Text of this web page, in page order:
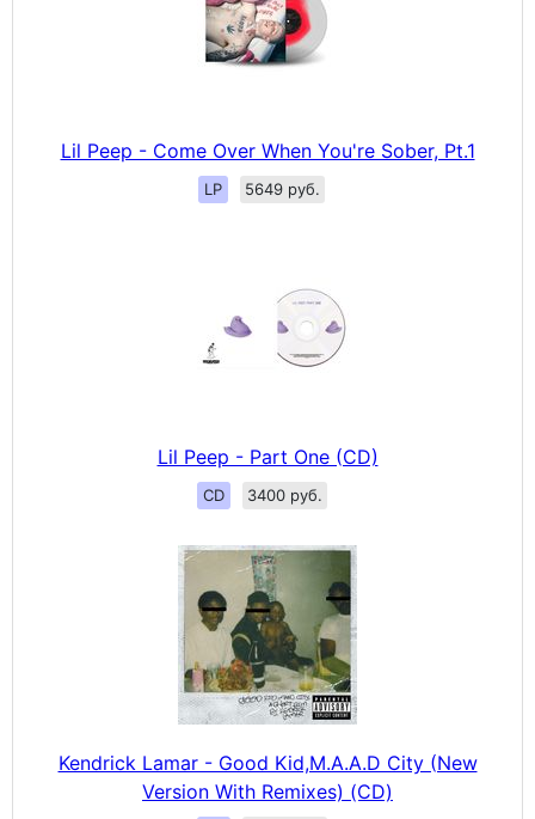
Lil Peep - Come Over When You're Sober, Pt.1
LP 5649 руб.
Lil Peep - Part One (CD)
CD 3400 руб.
Kendrick Lamar - Good Kid,M.A.A.D City (New
Version With Remixes) (CD)